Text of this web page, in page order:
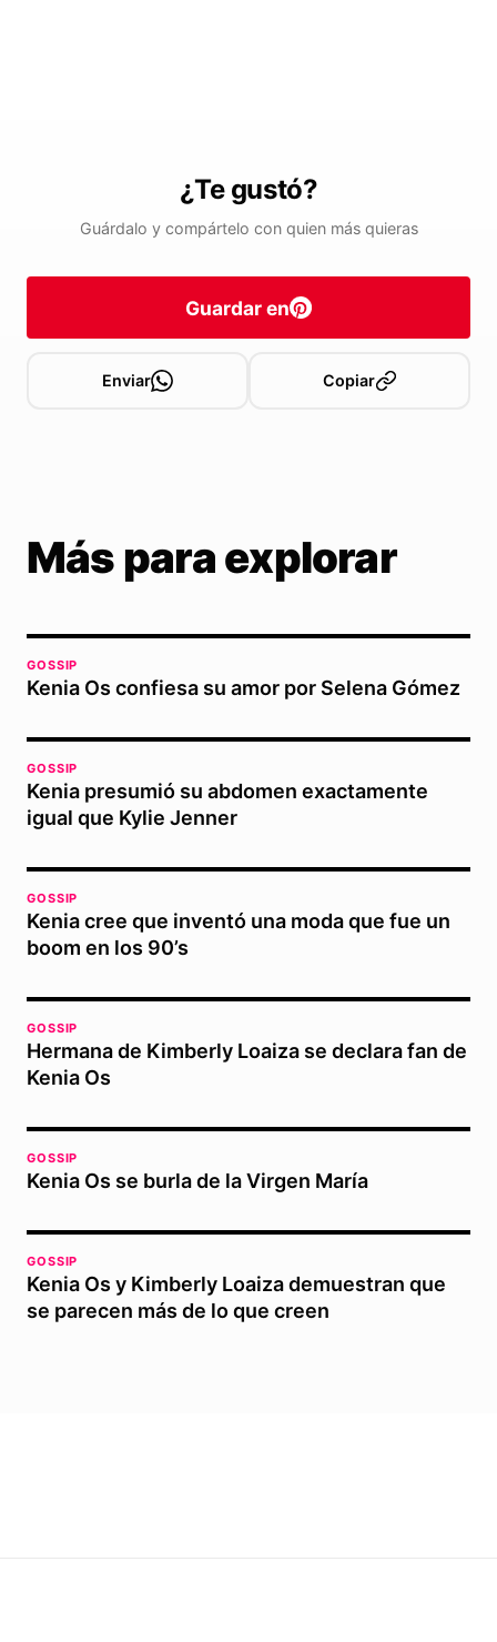
¿Te gustó?
Guárdalo y compártelo con quien más quieras
Guardar en
Enviar Copiar
Más para explorar
GOSSIP
Kenia Os confiesa su amor por Selena Gómez
GOSSIP
Kenia presumió su abdomen exactamente
igual que Kylie Jenner
GOSSIP
Kenia cree que inventó una moda que fue un
boom en los 90’s
GOSSIP
Hermana de Kimberly Loaiza se declara fan de
Kenia Os
GOSSIP
Kenia Os se burla de la Virgen María
GOSSIP
Kenia Os y Kimberly Loaiza demuestran que
se parecen más de lo que creen